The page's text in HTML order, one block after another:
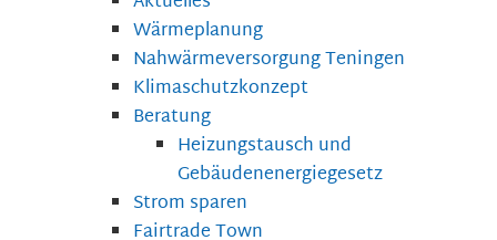
Wärmeplanung
Nahwärmeversorgung Teningen
Klimaschutzkonzept
Beratung
Heizungstausch und
Gebäudenenergiegesetz
Strom sparen
Fairtrade Town